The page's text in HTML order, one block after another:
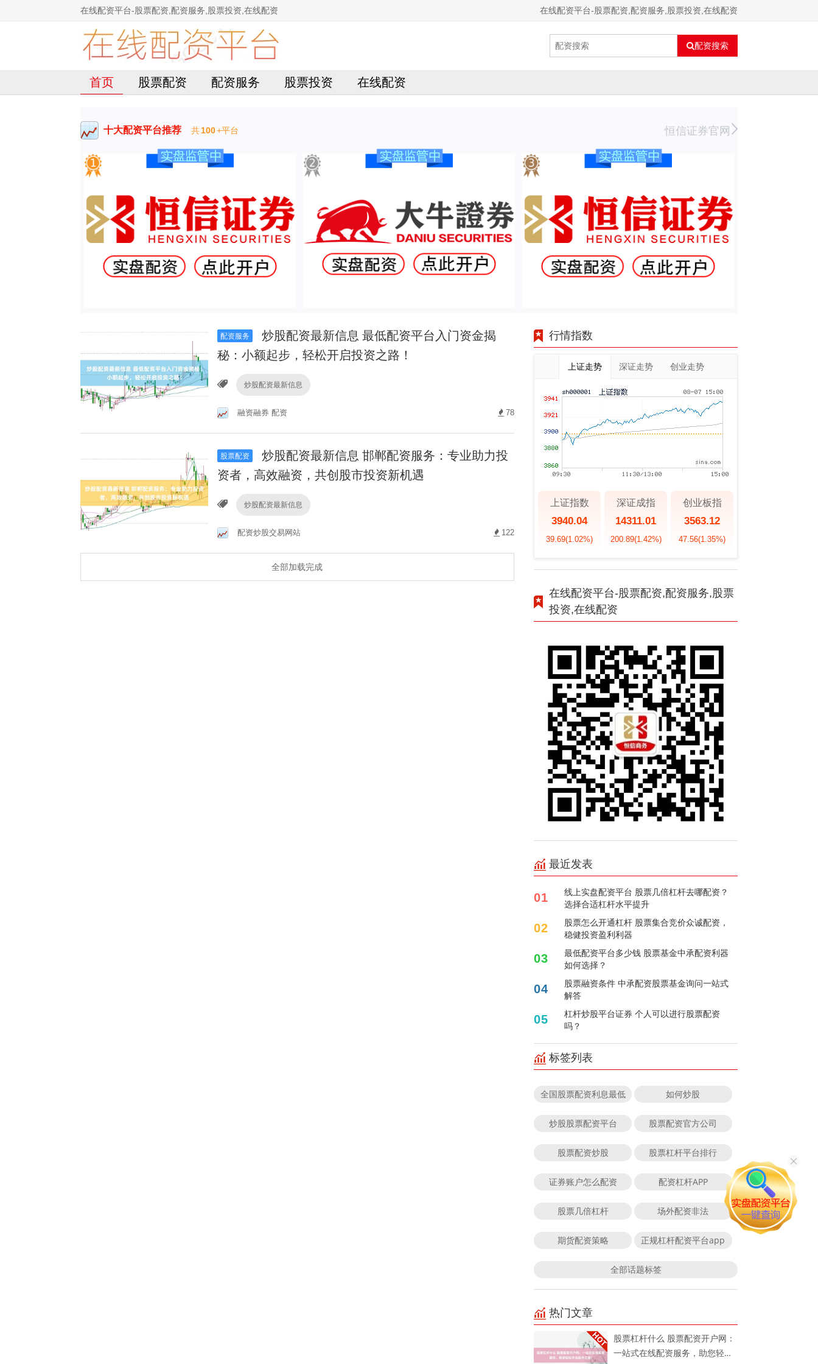
在线配资平台-股票配资,配资服务,股票投资,在线配资 在线配资平台-股票配资,配资服务,股票投资,在线配资
配资搜索
首页 股票配资 配资服务 股票投资 在线配资
十大配资平台推荐 共100+平台 恒信证券官网
配资服务
炒股配资最新信息 最低配资平台入门资金揭
秘：小额起步，轻松开启投资之路！
炒股配资最新信息
融资融券 配资 78
股票配资
炒股配资最新信息 邯郸配资服务：专业助力投
资者，高效融资，共创股市投资新机遇
炒股配资最新信息
配资炒股交易网站 122
全部加载完成
行情指数
上证走势 深证走势 创业走势
上证指数
3940.04
39.69(1.02%)
深证成指
14311.01
200.89(1.42%)
创业板指
3563.12
47.56(1.35%)
在线配资平台-股票配资,配资服务,股票
投资,在线配资
最近发表
01
线上实盘配资平台 股票几倍杠杆去哪配资？
选择合适杠杆水平提升
02
股票怎么开通杠杆 股票集合竞价众诚配资，
稳健投资盈利利器
03
最低配资平台多少钱 股票基金中承配资利器
如何选择？
04
股票融资条件 中承配资股票基金询问一站式
解答
05
杠杆炒股平台证券 个人可以进行股票配资
吗？
标签列表
全国股票配资利息最低 如何炒股
炒股股票配资平台 股票配资官方公司
股票配资炒股 股票杠杆平台排行
证券账户怎么配资 配资杠杆APP
股票几倍杠杆 场外配资非法
期货配资策略 正规杠杆配资平台app
全部话题标签
热门文章
股票杠杆什么 股票配资开户网：
一站式在线配资服务，助您轻松